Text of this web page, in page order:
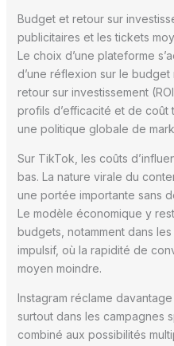
Budget et retour sur
publicitaires et les tickets
Le choix d’une plateforme
d’une réflexion sur le
retour sur investissement
profils d’efficacité et de coût
une politique globale de
Sur TikTok, les coûts
bas. La nature virale du
une portée importante sans
Le modèle économique y
budgets, notamment dans
impulsif, où la rapidité de
moyen moindre.
Instagram réclame
surtout dans les campagnes
combiné aux possibilités